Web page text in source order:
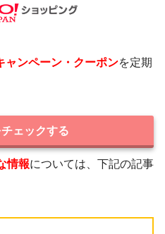
ャンペーン・クーポンを定期
ェックする
情報については、下記の記事